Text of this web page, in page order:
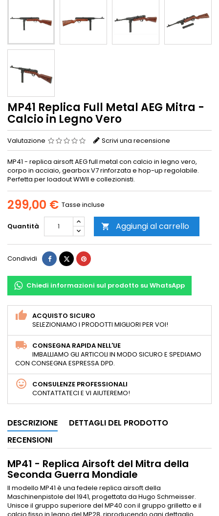
MP41 Replica Full Metal AEG Mitra -
Calcio in Legno Vero
Valutazione Scrivi una recensione
MP41 - replica airsoft AEG full metal con calcio in legno vero,
corpo in acciaio, gearbox V7 rinforzata e hop-up regolabile.
Perfetta per loadout WWII e collezionisti.
299,00 € Tasse incluse
Quantità  Aggiungi al carrello
Condividi CondividiTwittaPinterest
Chiedi informazioni sul prodotto su WhatsApp
ACQUISTO SICURO
SELEZIONIAMO I PRODOTTI MIGLIORI PER VOI!
CONSEGNA RAPIDA NELL'UE
IMBALLIAMO GLI ARTICOLI IN MODO SICURO E SPEDIAMO
CON CONSEGNA ESPRESSA DPD.
CONSULENZE PROFESSIONALI
CONTATTATECI E VI AIUTEREMO!
DESCRIZIONE
DETTAGLI DEL PRODOTTO
RECENSIONI
MP41 - Replica Airsoft del Mitra della
Seconda Guerra Mondiale
Il modello MP41 è una fedele replica airsoft della
Maschinenpistole del 1941, progettata da Hugo Schmeisser.
Unisce il gruppo superiore del MP40 con il gruppo grilletto e il